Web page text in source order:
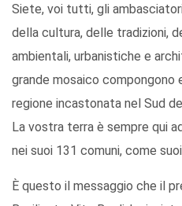
Siete, voi tutti, gli
della cultura, delle tradizioni,
ambientali, urbanistiche e
grande mosaico
regione incastonata nel Sud
La vostra terra è sempre qui
nei suoi 131 comuni, come
È questo il messaggio che il